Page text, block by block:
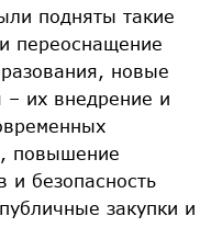
подняты такие
переоснащение
новые
– их внедрение и
повышение
и безопасность
закупки и